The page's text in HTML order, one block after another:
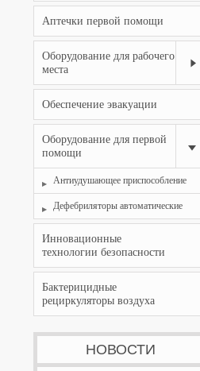
Аптечки первой помощи
Оборудование для рабочего
места
Обеспечение эвакуации
Оборудование для первой
помощи
Антиудушающее приспособление
Дефебриляторы автоматические
Инновационные
технологии безопасности
Бактерицидные
рециркуляторы воздуха
НОВОСТИ